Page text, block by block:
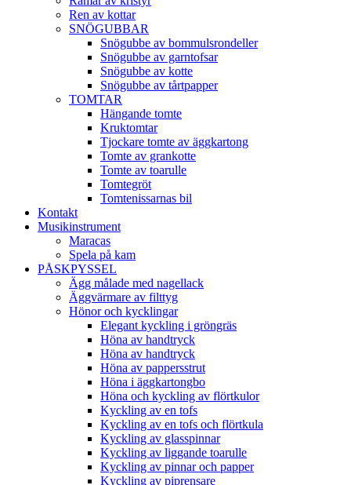
Ren av kottar
SNÖGUBBAR
Snögubbe av bommulsrondeller
Snögubbe av garntofsar
Snögubbe av kotte
Snögubbe av tårtpapper
TOMTAR
Hängande tomte
Kruktomtar
Tjockare tomte av äggkartong
Tomte av grankotte
Tomte av toarulle
Tomtegröt
Tomtenissarnas bil
Kontakt
Musikinstrument
Maracas
Spela på kam
PÅSKPYSSEL
Ägg målade med nagellack
Äggvärmare av filttyg
Hönor och kycklingar
Elegant kyckling i gröngräs
Höna av handtryck
Höna av handtryck
Höna av pappersstrut
Höna i äggkartongbo
Höna och kyckling av flörtkulor
Kyckling av en tofs
Kyckling av en tofs och flörtkula
Kyckling av glasspinnar
Kyckling av liggande toarulle
Kyckling av pinnar och papper
Kyckling av piprensare